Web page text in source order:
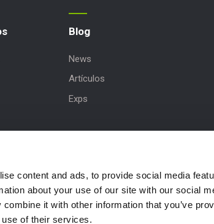
content and ads, to provide social media
about your use of our site with our social
it with other information that you’ve
of their services.
Blog
News
Artículos
Exps